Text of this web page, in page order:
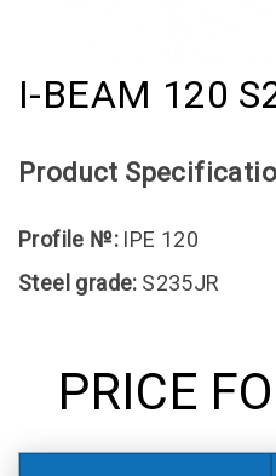
I-BEAM 120
Product
Profile №: IPE 120
Steel grade: S235JR
PRICE